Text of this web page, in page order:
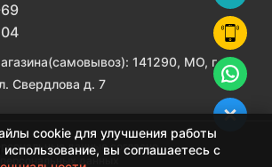
141290, МО, г.
Свердлова д. 7
данные согласно
данных
cookie для улучшения работы
вы соглашаетесь с